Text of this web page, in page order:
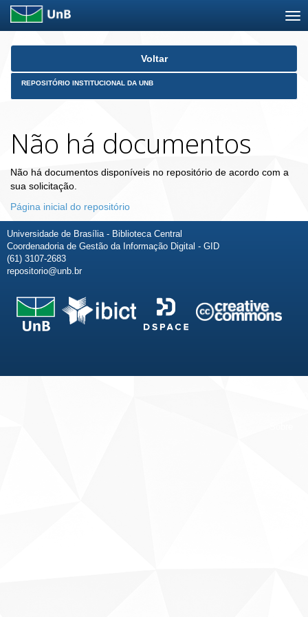
Skip
Voltar
REPOSITÓRIO INSTITUCIONAL DA UNB
Não há documentos
Não há documentos disponíveis no repositório de acordo com a
sua solicitação.
Página inicial do repositório
Universidade de Brasília - Biblioteca Central
Coordenadoria de Gestão da Informação Digital - GID
(61) 3107-2683
repositorio@unb.br